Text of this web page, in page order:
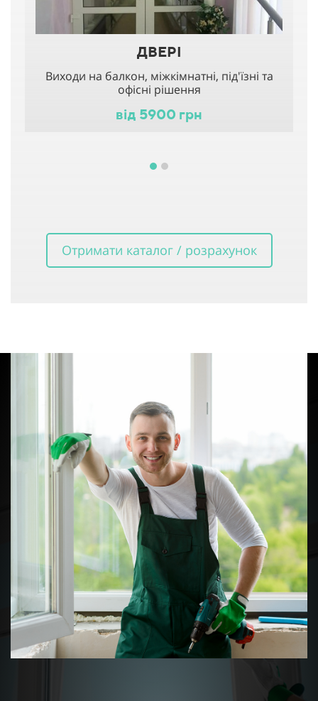
ДВЕРІ
Виходи на балкон, міжкімнатні, під'їзні та
офісні рішення
від 5900 грн
Отримати каталог / розрахунок